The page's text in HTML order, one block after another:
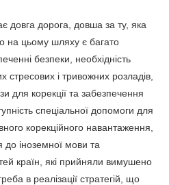
довга дорога, довша за ту, яка
на цьому шляху є багато
безпеки, необхідність
стресових і тривожних розладів,
для корекції та забезпечення
спеціальної допомоги для
корекційного навантаження,
до іноземної мови та
країн, які прийняли вимушено
в реалізації стратегій, що